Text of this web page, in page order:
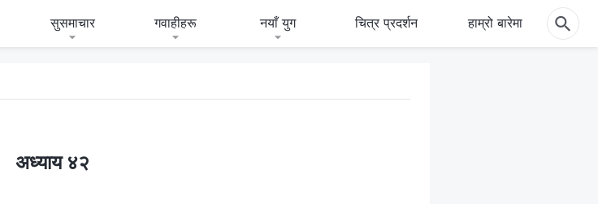
सुसमाचार गवाहीहरू नयाँ युग चित्र प्रदर्शन हाम्रो बारेमा
अध्याय ४२